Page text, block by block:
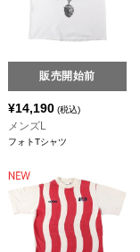
販売開始前
¥14,190 (税込)
メンズL
フォトTシャツ